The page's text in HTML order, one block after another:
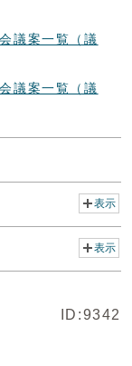
議案一覧（議
議案一覧（議
表示
表示
ID:9342